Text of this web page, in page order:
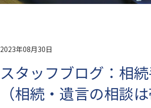
2023年08月30日
スタッフブログ：相
（相続・遺言の相談